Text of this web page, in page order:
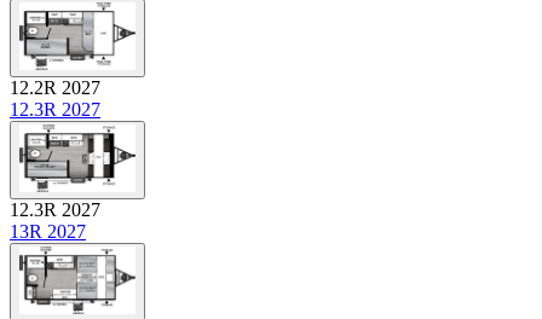
12.2R 2027
12.3R 2027
12.3R 2027
13R 2027